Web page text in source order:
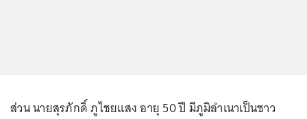
ส่วน นายสุรภักดิ์ ภูไชยแสง อายุ 50 ปี มีภูมิลำเนาเป็นชาว